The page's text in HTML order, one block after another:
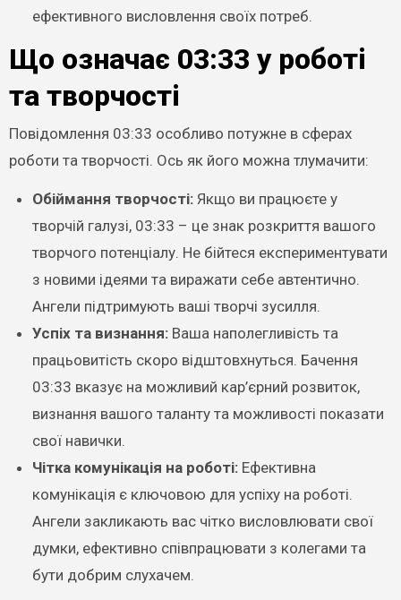
ефективного висловлення своїх потреб.
Що означає 03:33 у роботі
та творчості
Повідомлення 03:33 особливо потужне в сферах
роботи та творчості. Ось як його можна тлумачити:
Обіймання творчості:Якщо ви працюєте у
творчій галузі, 03:33 – це знак розкриття вашого
творчого потенціалу. Не бійтеся експериментувати
з новими ідеями та виражати себе автентично.
Ангели підтримують ваші творчі зусилля.
Успіх та визнання:Ваша наполегливість та
працьовитість скоро відштовхнуться. Бачення
03:33 вказує на можливий кар’єрний розвиток,
визнання вашого таланту та можливості показати
свої навички.
Чітка комунікація на роботі:Ефективна
комунікація є ключовою для успіху на роботі.
Ангели закликають вас чітко висловлювати свої
думки, ефективно співпрацювати з колегами та
бути добрим слухачем.